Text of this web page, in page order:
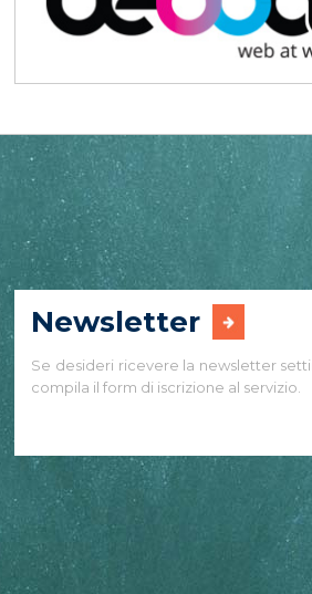
Newsletter
Se desideri ricevere la newsletter
compila il form di iscrizione al servizio.